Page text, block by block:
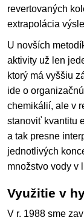
revertovaných
extrapolácia
U novších
aktivity už len
ktorý má vyššiu
ide o
chemikálií, ale v
stanoviť kvantitu
a tak presne
jednotlivých
množstvo vody v
Využitie v
V r. 1988 sme